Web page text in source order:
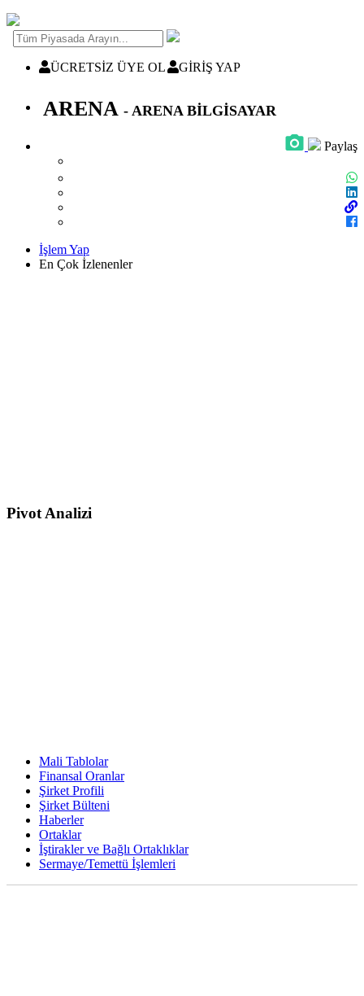
ÜCRETSİZ ÜYE OL GİRİŞ YAP
ARENA - ARENA BİLGİSAYAR
Paylaş
İşlem Yap
En Çok İzlenenler
Pivot Analizi
Mali Tablolar
Finansal Oranlar
Şirket Profili
Şirket Bülteni
Haberler
Ortaklar
İştirakler ve Bağlı Ortaklıklar
Sermaye/Temettü İşlemleri